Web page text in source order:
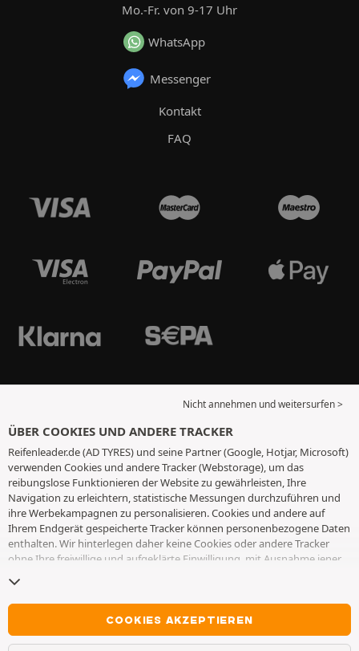
Mo.-Fr. von 9-17 Uhr
WhatsApp
Messenger
Kontakt
FAQ
Nicht annehmen und weitersurfen >
ÜBER COOKIES UND ANDERE TRACKER
Reifenleader.de (AD TYRES) und seine Partner (Google, Hotjar, Microsoft)
verwenden Cookies und andere Tracker (Webstorage), um das
reibungslose Funktionieren der Website zu gewährleisten, Ihre
Navigation zu erleichtern, statistische Messungen durchzuführen und
ihre Werbekampagnen zu personalisieren. Cookies und andere auf
Ihrem Endgerät gespeicherte Tracker können personenbezogene Daten
enthalten. Wir hinterlegen daher keine Cookies oder andere Tracker
ohne Ihre freiwillige und aufgeklärte Einwilligung, mit Ausnahme jener,
Auswahl für einen Zeitraum von 6 Monaten. Sie können Ihre
Einwilligung jederzeit widerrufen, indem Sie die WebseiteCookies und
besuchen. Sie haben die Möglichkeit, Ihre Navigation
fortzusetzen, ohne die Hinterlegung von Cookies oder anderen
COOKIES AKZEPTIEREN